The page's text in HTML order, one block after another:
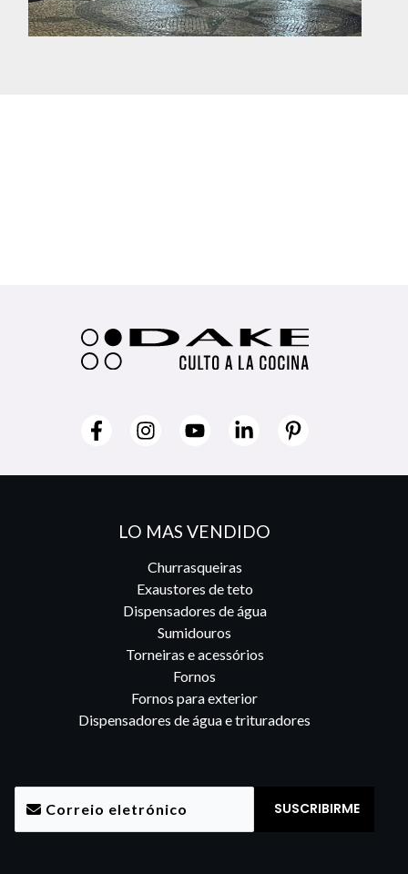
LO MAS VENDIDO
Churrasqueiras
Exaustores de teto
Dispensadores de água
Sumidouros
Torneiras e acessórios
Fornos
Fornos para exterior
Dispensadores de água e trituradores